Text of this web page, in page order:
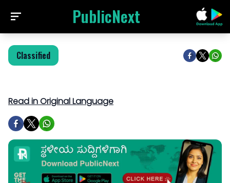
PublicNext
Classified
Read in Original Language